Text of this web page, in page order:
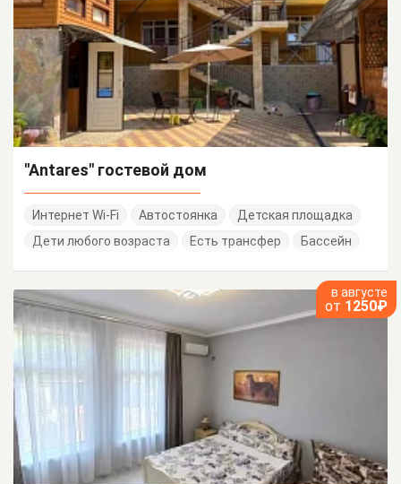
"Antares" гостевой дом
Интернет Wi-Fi Автостоянка
Детская площадка
Дети любого возраста
Есть трансфер Бассейн
в августе
от 1250₽